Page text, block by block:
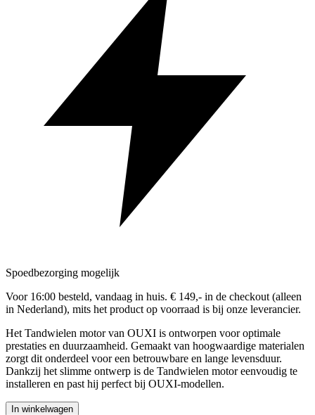
Spoedbezorging mogelijk
Voor 16:00 besteld, vandaag in huis. € 149,- in de checkout (alleen
in Nederland), mits het product op voorraad is bij onze leverancier.
Het Tandwielen motor van OUXI is ontworpen voor optimale
prestaties en duurzaamheid. Gemaakt van hoogwaardige materialen
zorgt dit onderdeel voor een betrouwbare en lange levensduur.
Dankzij het slimme ontwerp is de Tandwielen motor eenvoudig te
installeren en past hij perfect bij OUXI-modellen.
In winkelwagen